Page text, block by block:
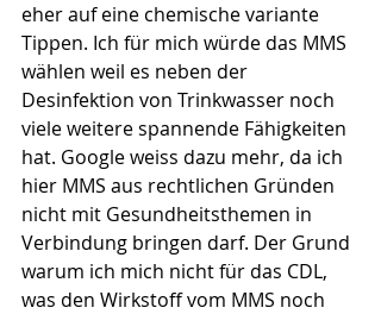
eher auf eine chemische variante
Tippen. Ich für mich würde das MMS
wählen weil es neben der
Desinfektion von Trinkwasser noch
viele weitere spannende Fähigkeiten
hat. Google weiss dazu mehr, da ich
hier MMS aus rechtlichen Gründen
nicht mit Gesundheitsthemen in
Verbindung bringen darf. Der Grund
warum ich mich nicht für das CDL,
was den Wirkstoff vom MMS noch